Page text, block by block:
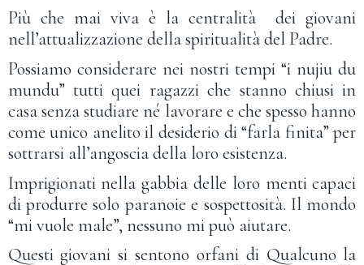
Più che mai viva è la centralità dei giovani
nell’attualizzazione della spiritualità del Padre.
Possiamo considerare nei nostri tempi “i nujiu du
mundu” tutti quei ragazzi che stanno chiusi in
casa senza studiare né lavorare e che spesso hanno
come unico anelito il desiderio di “farla finita” per
sottrarsi all’angoscia della loro esistenza.
Imprigionati nella gabbia delle loro menti capaci
di produrre solo paranoie e sospettosità. Il mondo
“mi vuole male”, nessuno mi può aiutare.
Questi giovani si sentono orfani di Qualcuno la